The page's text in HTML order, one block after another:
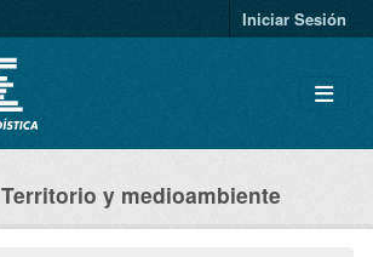
Iniciar Sesión
Territorio y medioambiente